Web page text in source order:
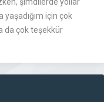
yaşadığım için çok
da çok teşekkür